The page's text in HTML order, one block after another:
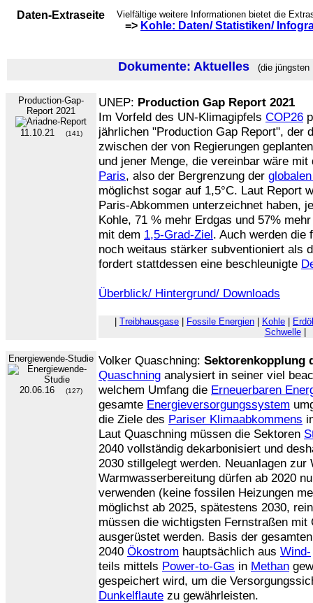
Daten-Extraseite Vielfältige weitere Informationen bietet die
=> Kohle: Daten/ Statistiken/
Dokumente: Aktuelles (die jüngsten
Production-Gap-
Report 2021
11.10.21 (141)
UNEP: Production Gap Report 2021
Im Vorfeld des UN-Klimagipfels COP26
jährlichen "Production Gap Report", der
zwischen der von Regierungen
und jener Menge, die vereinbar wäre
Paris, also der Bergrenzung der
möglichst sogar auf 1,5°C. Laut Report
Paris-Abkommen unterzeichnet haben,
Kohle, 71 % mehr Erdgas und 57%
mit dem 1,5-Grad-Ziel. Auch werden die
noch weitaus stärker subventioniert als
fordert stattdessen eine beschleunigte
Überblick/ Hintergrund/ Downloads
Treibhausgase Fossile Energien Kohle
Erdöl
Schwelle|
Energiewende-Studie
20.06.16 (127)
Volker Quaschning: Sektorenkopplung
Quaschning analysiert in seiner viel
welchem Umfang die Erneuerbaren
gesamte Energieversorgungssystem
die Ziele des Pariser Klimaabkommens
Laut Quaschning müssen die Sektoren
2040 vollständig dekarbonisiert und
2030 stillgelegt werden. Neuanlagen zur
Warmwasserbereitung dürfen ab 2020
verwenden (keine fossilen Heizungen
möglichst ab 2025, spätestens 2030,
müssen die wichtigsten Fernstraßen mit
ausgerüstet werden. Basis der
2040 Ökostrom hauptsächlich aus Wind-
teils mittels Power-to-Gas in Methan
gespeichert wird, um die
Dunkelflaute zu gewährleisten.